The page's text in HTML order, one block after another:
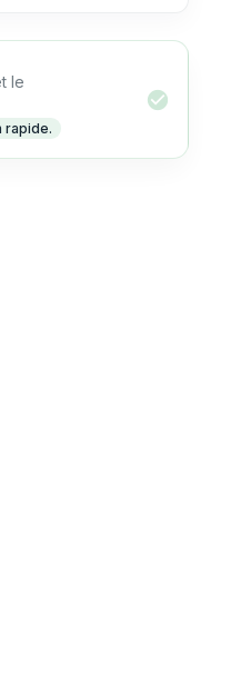
le
rapide.